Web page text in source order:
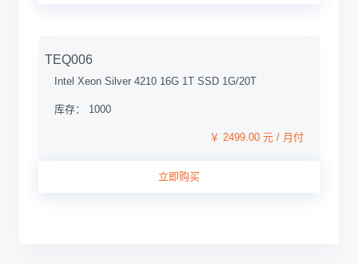
TEQ006
Intel Xeon Silver 4210 16G 1T SSD 1G/20T
库存： 1000
￥ 2499.00 元 / 月付
立即购买